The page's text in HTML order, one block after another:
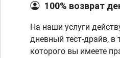
100% возврат
На наши услуги
дневный тест-драйв, в
которого вы имеете